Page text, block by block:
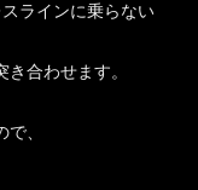
ラインに乗らない
合わせます。
、